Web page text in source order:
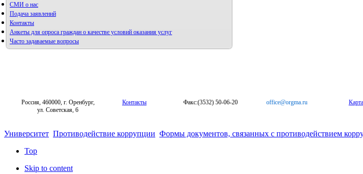
Альманах молодой науки
Фотогалерея
СМИ о нас
Подача заявлений
Контакты
Анкеты для опроса граждан о качестве условий оказания услуг
Часто задаваемые вопросы
Россия, 460000, г. Оренбург,
ул. Советская, 6
Контакты Факс:(3532) 50-06-20 office@orgma.ru
Университет Противодействие коррупции Формы документов, связанных с противодействием
Top
Skip to content